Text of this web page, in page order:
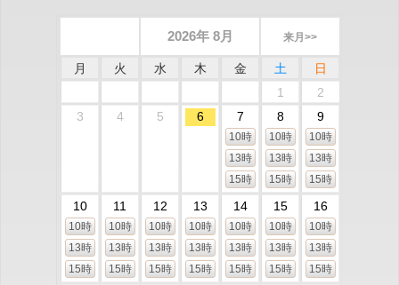
2026年 8月 来月>>
月 火 水 木 金 土
日
1
2
3
4 5 6 7
10時
13時
15時
8
10時
13時
15時
9
10時
13時
15時
10
10時
13時
15時
11
10時
13時
15時
12
10時
13時
15時
13
10時
13時
15時
14
10時
13時
15時
15
10時
13時
15時
16
10時
13時
15時